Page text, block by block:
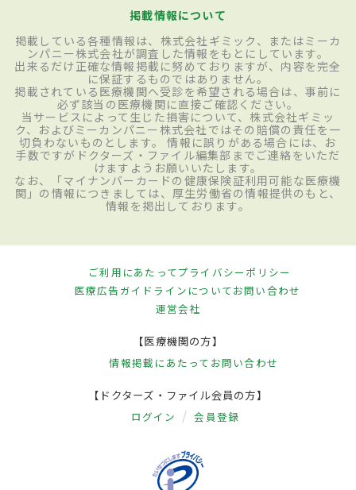
掲載情報について
掲載している各種情報は、株式会社ギミック、またはミーカ
ンパニー株式会社が調査した情報をもとにしています。
出来るだけ正確な情報掲載に努めておりますが、内容を完全
に保証するものではありません。
掲載されている医療機関へ受診を希望される場合は、事前に
必ず該当の医療機関に直接ご確認ください。
当サービスによって生じた損害について、株式会社ギミッ
ク、およびミーカンパニー株式会社ではその賠償の責任を一
切負わないものとします。 情報に誤りがある場合には、お
手数ですがドクターズ・ファイル編集部までご連絡をいただ
けますようお願いいたします。
なお、「マイナンバーカードの健康保険証利用可能な医療機
関」の情報につきましては、厚生労働省の情報提供のもと、
情報を掲出しております。
ご利用にあたってプライバシーポリシー
医療広告ガイドラインについてお問い合わせ
運営会社
【医療機関の方】
情報掲載にあたって お問い合わせ
【ドクターズ・ファイル会員の方】
ログイン 会員登録